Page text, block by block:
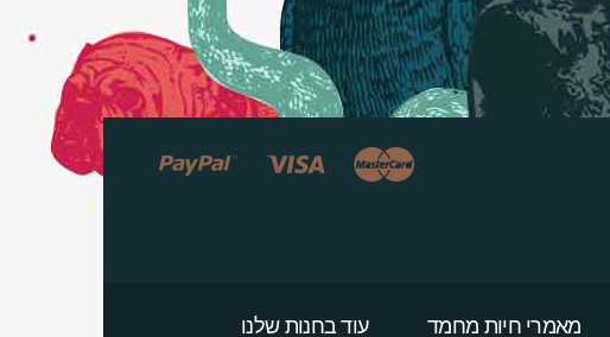
מאמרי חיות מחמד עוד בחנות שלנו